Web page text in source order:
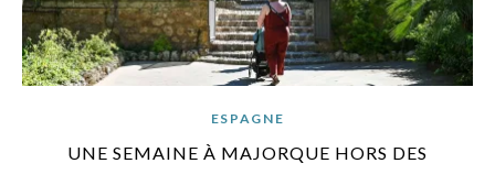
ESPAGNE
UNE SEMAINE À MAJORQUE HORS DES